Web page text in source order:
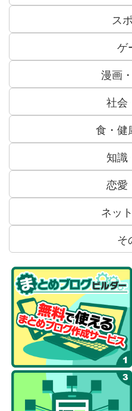
ス
ゲ
漫画
社会
食・健
知識
恋愛
ネッ
そ